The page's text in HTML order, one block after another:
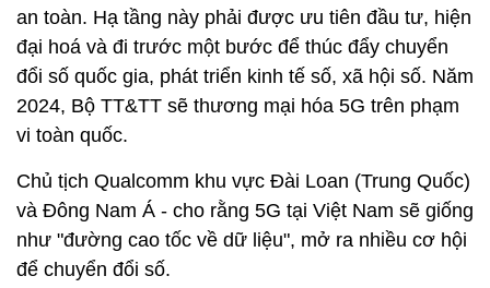
an toàn. Hạ tầng này phải được ưu tiên đầu tư, hiện
đại hoá và đi trước một bước để thúc đẩy chuyển
đổi số quốc gia, phát triển kinh tế số, xã hội số. Năm
2024, Bộ TT&TT sẽ thương mại hóa 5G trên phạm
vi toàn quốc.
Chủ tịch Qualcomm khu vực Đài Loan (Trung Quốc)
và Đông Nam Á - cho rằng 5G tại Việt Nam sẽ giống
như "đường cao tốc về dữ liệu", mở ra nhiều cơ hội
để chuyển đổi số.